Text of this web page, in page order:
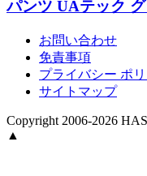
パンツ UAテック
お問い合わせ
免責事項
プライバシー ポ
サイトマップ
Copyright 2006-2026
▲